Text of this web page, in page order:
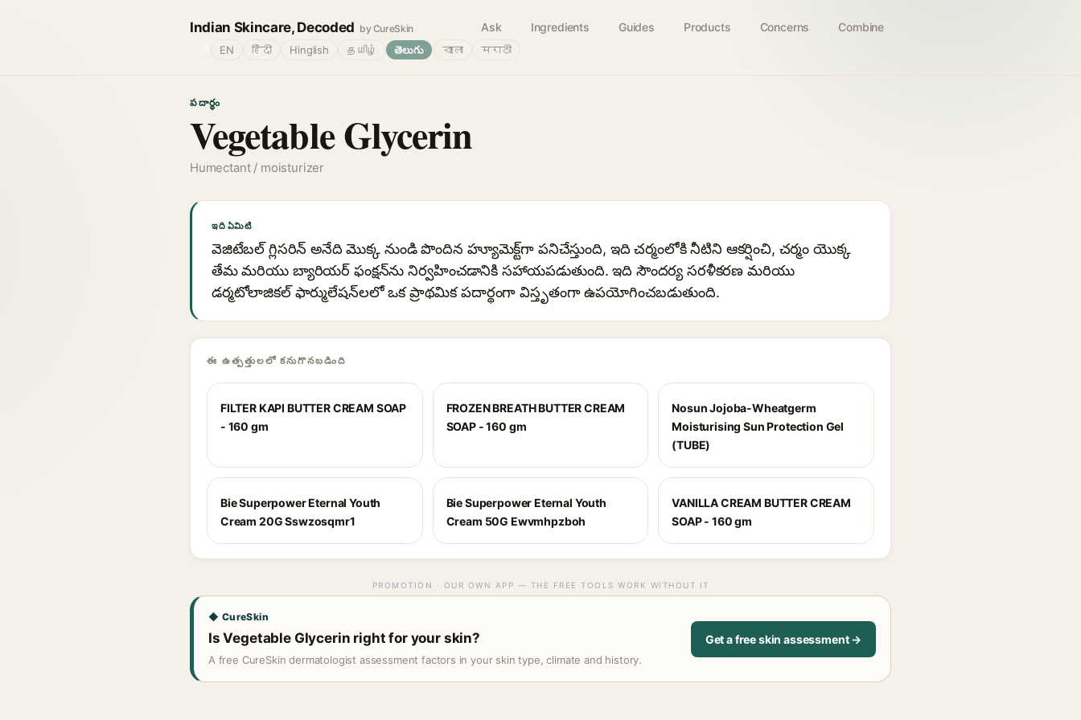
Indian Skincare, Decoded by CureSkin Ask Ingredients Guides Products Concerns Combine
EN हिंदी Hinglish தமிழ் తెలుగు বাংলা मराठी
పదార్థం
Vegetable Glycerin
Humectant / moisturizer
ఇది ఏమిటి
వెజిటేబల్ గ్లిసరిన్ అనేది మొక్క నుండి పొందిన హ్యూమెక్ట్‌గా పనిచేస్తుంది, ఇది చర్మంలోకి నీటిని ఆకర్షించి, చర్మం యొక్క
తేమ మరియు బ్యారియర్ ఫంక్షన్‌ను నిర్వహించడానికి సహాయపడుతుంది. ఇది సౌందర్య సరళీకరణ మరియు
డర్మటోలాజికల్ ఫార్ములేషన్‌లలో ఒక ప్రాథమిక పదార్థంగా విస్తృతంగా ఉపయోగించబడుతుంది.
ఈ ఉత్పత్తులలో కనుగొనబడింది
FILTER KAPI BUTTER CREAM SOAP
- 160 gm
FROZEN BREATH BUTTER CREAM
SOAP - 160 gm
Nosun Jojoba-Wheatgerm
Moisturising Sun Protection Gel
(TUBE)
Bie Superpower Eternal Youth
Cream 20G Sswzosqmr1
Bie Superpower Eternal Youth
Cream 50G Ewvmhpzboh
VANILLA CREAM BUTTER CREAM
SOAP - 160 gm
PROMOTION · OUR OWN APP — THE FREE TOOLS WORK WITHOUT IT
◆ CureSkin
Is Vegetable Glycerin right for your skin?
A free CureSkin dermatologist assessment factors in your skin type, climate and history.
Get a free skin assessment →